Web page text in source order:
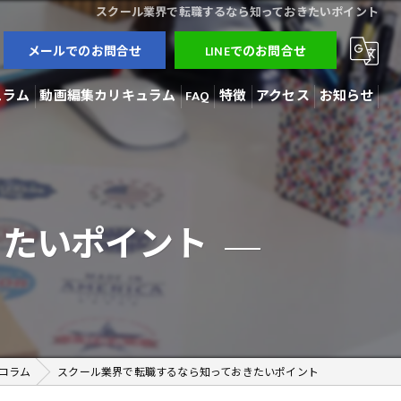
スクール業界で転職するなら知っておきたいポイント
メールでのお問合せ LINEでのお問合せ
ム 動画編集カリキュラム FAQ 特徴
3Dモデラー
アクセス お知らせ
ブログ
コラム
いポイント
ラム スクール業界で転職するなら知っておきたいポイント